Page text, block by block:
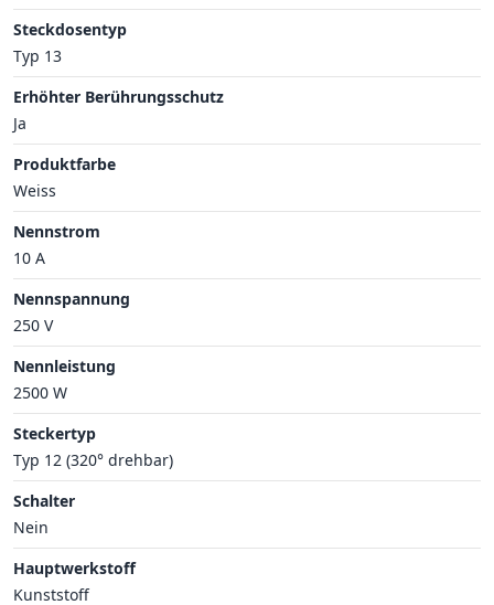
Steckdosentyp
Typ 13
Erhöhter Berührungsschutz
Ja
Produktfarbe
Weiss
Nennstrom
10 A
Nennspannung
250 V
Nennleistung
2500 W
Steckertyp
Typ 12 (320° drehbar)
Schalter
Nein
Hauptwerkstoff
Kunststoff